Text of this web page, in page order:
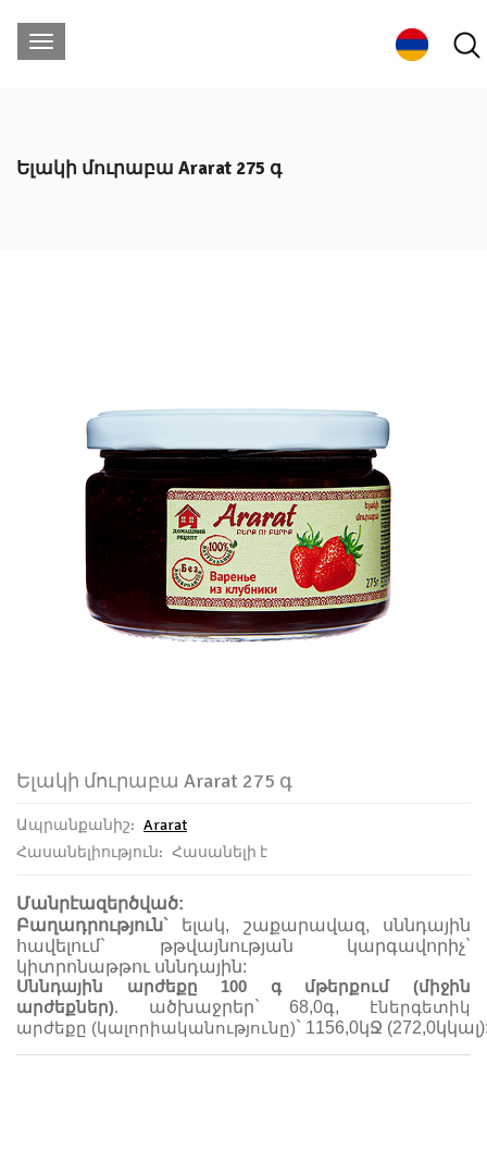
Ելակի մուրաբա Ararat 275 գ
Ելակի մուրաբա Ararat 275 գ
Ապրանքանիշ: Ararat
Հասանելիություն: Հասանելի է
Մանրէազերծված:
Բաղադրություն` ելակ, շաքարավազ, սննդային
հավելում` թթվայնության կարգավորիչ`
կիտրոնաթթու սննդային:
Սննդային արժեքը 100 գ մթերքում (միջին
արժեքներ). ածխաջրեր` 68,0գ, էներգետիկ
արժեքը (կալորիականությունը)` 1156,0կՋ (272,0կկալ